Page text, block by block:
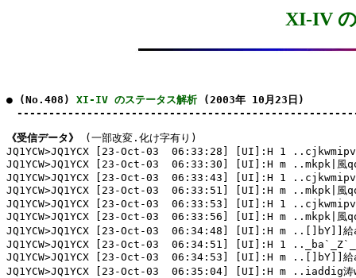
XI-IV
● (No.408) XI-IV のステータス解析 (2003年 10月23日)
《受信データ》
(一部改変.化け字有り)
JQ1YCW>JQ1YCX [23-Oct-03  06:33:28] [UI]:H 1
JQ1YCW>JQ1YCX [23-Oct-03  06:33:30] [UI]:H m ..mkpk|
JQ1YCW>JQ1YCX [23-Oct-03  06:33:43] [UI]:H 1
JQ1YCW>JQ1YCX [23-Oct-03  06:33:51] [UI]:H m ..mkpk|
JQ1YCW>JQ1YCX [23-Oct-03  06:33:53] [UI]:H 1
JQ1YCW>JQ1YCX [23-Oct-03  06:33:56] [UI]:H m ..mkpk|
JQ1YCW>JQ1YCX [23-Oct-03  06:34:48] [UI]:H m ..[]bY]]給
JQ1YCW>JQ1YCX [23-Oct-03  06:34:51] [UI]:H 1
JQ1YCW>JQ1YCX [23-Oct-03  06:34:53] [UI]:H m ..[]bY]]給
JQ1YCW>JQ1YCX [23-Oct-03  06:35:04] [UI]:H m ..iaddig